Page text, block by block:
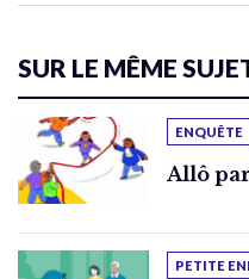
SUR LE MÊME
ENQUÊTE
Allô
PETITE